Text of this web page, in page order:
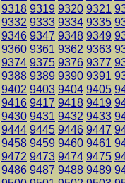
9318 9319 9320 9321
9332 9333 9334 9335
9346 9347 9348 9349
9360 9361 9362 9363
9374 9375 9376 9377
9388 9389 9390 9391
9402 9403 9404 9405
9416 9417 9418 9419
9430 9431 9432 9433
9444 9445 9446 9447
9458 9459 9460 9461
9472 9473 9474 9475
9486 9487 9488 9489